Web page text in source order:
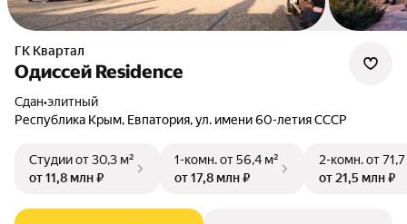
ГК Квартал
Одиссей Residence
Сдан•элитный
Республика Крым, Евпатория, ул. имени 60-летия СССР
Студииот 30,3 м²
от 11,8 млн ₽
1-комн.от 56,4 м²
от 17,8 млн ₽
2-комн.от
от 21,5 млн ₽